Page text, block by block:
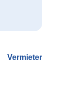
Vermieter